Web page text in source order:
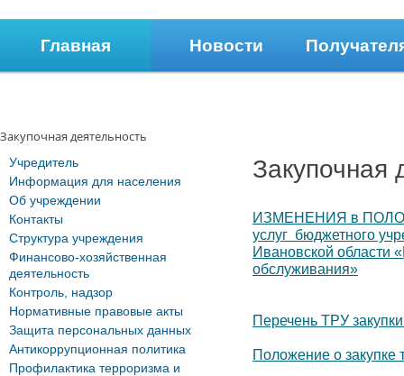
Главная Новости
Закупочная деятельность
Закупочная
ИЗМЕНЕНИЯ в
услуг бюджетного
Ивановской области
обслуживания»
Перечень ТРУ
Положение о закупке
Учредитель
Информация для населения
Об учреждении
Контакты
Структура учреждения
Финансово-хозяйственная
деятельность
Контроль, надзор
Нормативные правовые акты
Защита персональных данных
Антикоррупционная политика
Профилактика терроризма и